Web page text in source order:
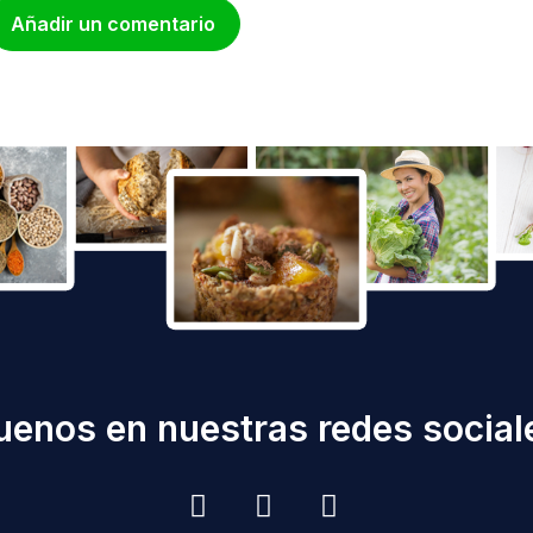
Añadir un comentario
en nuestras redes